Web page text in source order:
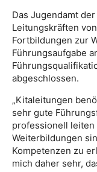
Das Jugendamt
Leitungskräften
Fortbildungen zur
Führungsaufgabe
abgeschlossen.
„Kitaleitungen
sehr gute
professionell
Weiterbildungen
Kompetenzen zu
mich daher sehr,